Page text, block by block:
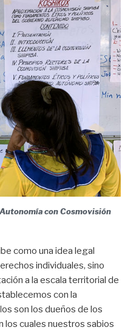
con Cosmovisión
como una idea legal
individuales, sino
a la escala territorial de
con la
son los dueños de los
los cuales nuestros sabios